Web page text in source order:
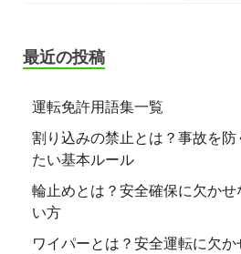
最近の投稿
運転免許用語集一覧
割り込みの禁止とは？事故を防
たい基本ルール
輪止めとは？安全確保に欠か
い方
ワイパーとは？安全運転に欠